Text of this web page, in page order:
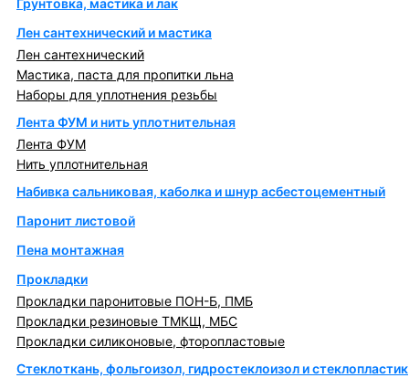
Грунтовка, мастика и лак
Лен сантехнический и мастика
Лен сантехнический
Мастика, паста для пропитки льна
Наборы для уплотнения резьбы
Лента ФУМ и нить уплотнительная
Лента ФУМ
Нить уплотнительная
Набивка сальниковая, каболка и шнур асбестоцементный
Паронит листовой
Пена монтажная
Прокладки
Прокладки паронитовые ПОН-Б, ПМБ
Прокладки резиновые ТМКЩ, МБС
Прокладки силиконовые, фторопластовые
Стеклоткань, фольгоизол, гидростеклоизол и стеклопластик